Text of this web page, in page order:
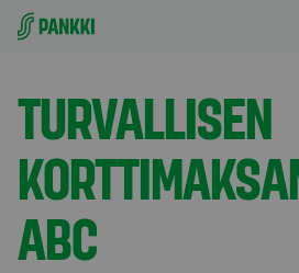
Siirry suoraan sisältöön
Tiedotteet
TURVALLISEN
ABC